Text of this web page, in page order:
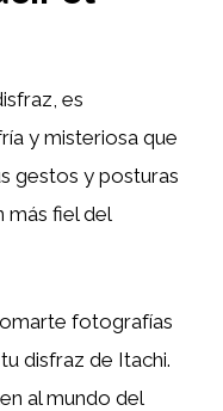
es
y misteriosa que
gestos y posturas
más fiel del
fotografías
disfraz de Itachi.
al mundo del